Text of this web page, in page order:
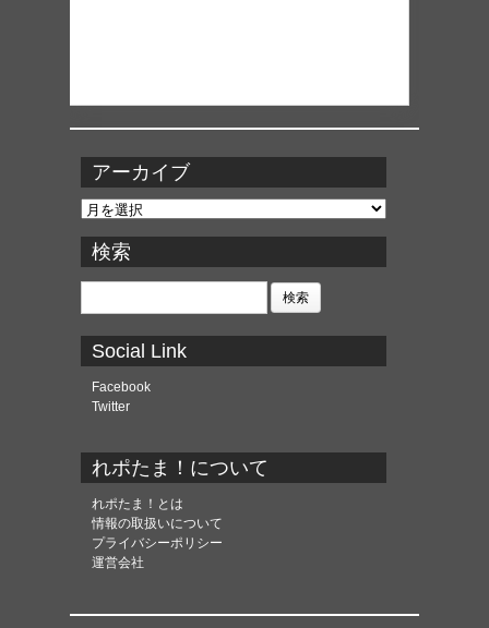
アーカイブ
ア
カ
イ
ブ
検索
検
Social Link
Facebook
Twitter
れポたま！について
れポたま！とは
情報の取扱いについて
プライバシーポリシー
運営会社